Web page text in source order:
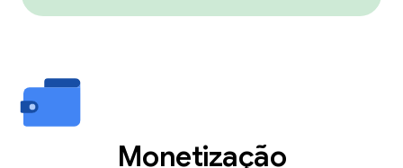
Monetização